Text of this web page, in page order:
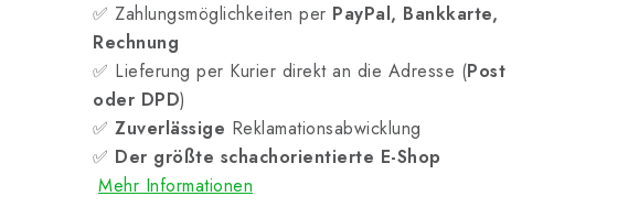
✅ Zahlungsmöglichkeiten per PayPal, Bankkarte,
Rechnung
✅ Lieferung per Kurier direkt an die Adresse (Post
oder DPD)
✅ Zuverlässige Reklamationsabwicklung
✅ Der größte schachorientierte E-Shop
Mehr Informationen